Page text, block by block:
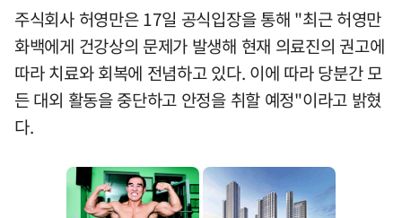
주식회사 허영만은 17일 공식입장을 통해 "최근 허영만
화백에게 건강상의 문제가 발생해 현재 의료진의 권고에
따라 치료와 회복에 전념하고 있다. 이에 따라 당분간 모
든 대외 활동을 중단하고 안정을 취할 예정"이라고 밝혔
다.